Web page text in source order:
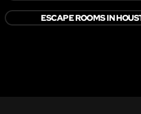
ESCAPE ROOMS IN